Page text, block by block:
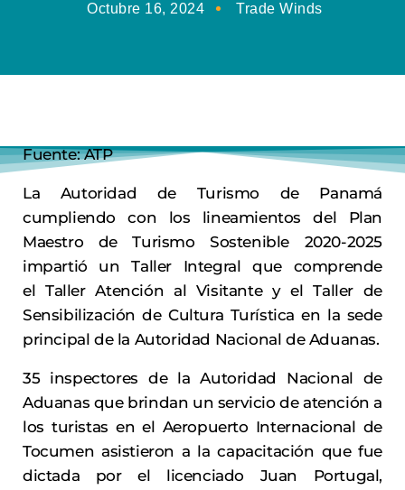
Octubre 16, 2024 Trade Winds
Fuente: ATP
La Autoridad de Turismo de Panamá
cumpliendo con los lineamientos del Plan
Maestro de Turismo Sostenible 2020-2025
impartió un Taller Integral que comprende
el Taller Atención al Visitante y el Taller de
Sensibilización de Cultura Turística en la sede
principal de la Autoridad Nacional de Aduanas.
35 inspectores de la Autoridad Nacional de
Aduanas que brindan un servicio de atención a
los turistas en el Aeropuerto Internacional de
Tocumen asistieron a la capacitación que fue
dictada por el licenciado Juan Portugal,